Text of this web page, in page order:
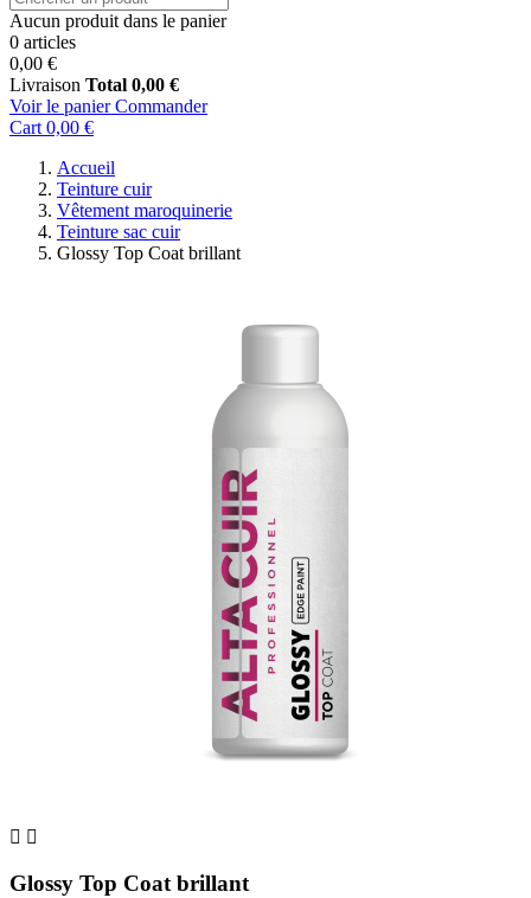
Aucun produit dans le panier
0 articles
0,00 €
Livraison Total 0,00 €
Voir le panier Commander
Cart 0,00 €
Accueil
Teinture cuir
Vêtement maroquinerie
Teinture sac cuir
Glossy Top Coat brillant
 
Glossy Top Coat brillant